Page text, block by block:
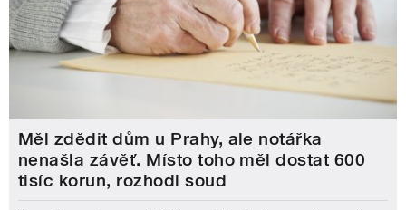
Měl zdědit dům u Prahy, ale notářka
nenašla závěť. Místo toho měl dostat 600
tisíc korun, rozhodl soud